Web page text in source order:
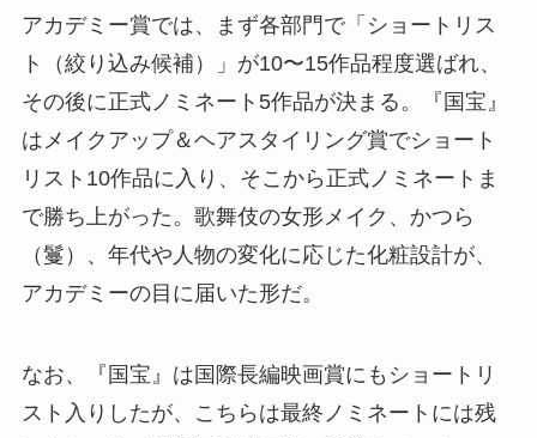
アカデミー賞では、まず各部門で「ショートリス
ト（絞り込み候補）」が10〜15作品程度選ばれ、
その後に正式ノミネート5作品が決まる。『国宝』
はメイクアップ＆ヘアスタイリング賞でショート
リスト10作品に入り、そこから正式ノミネートま
で勝ち上がった。歌舞伎の女形メイク、かつら
（鬘）、年代や人物の変化に応じた化粧設計が、
アカデミーの目に届いた形だ。
なお、『国宝』は国際長編映画賞にもショートリ
スト入りしたが、こちらは最終ノミネートには残